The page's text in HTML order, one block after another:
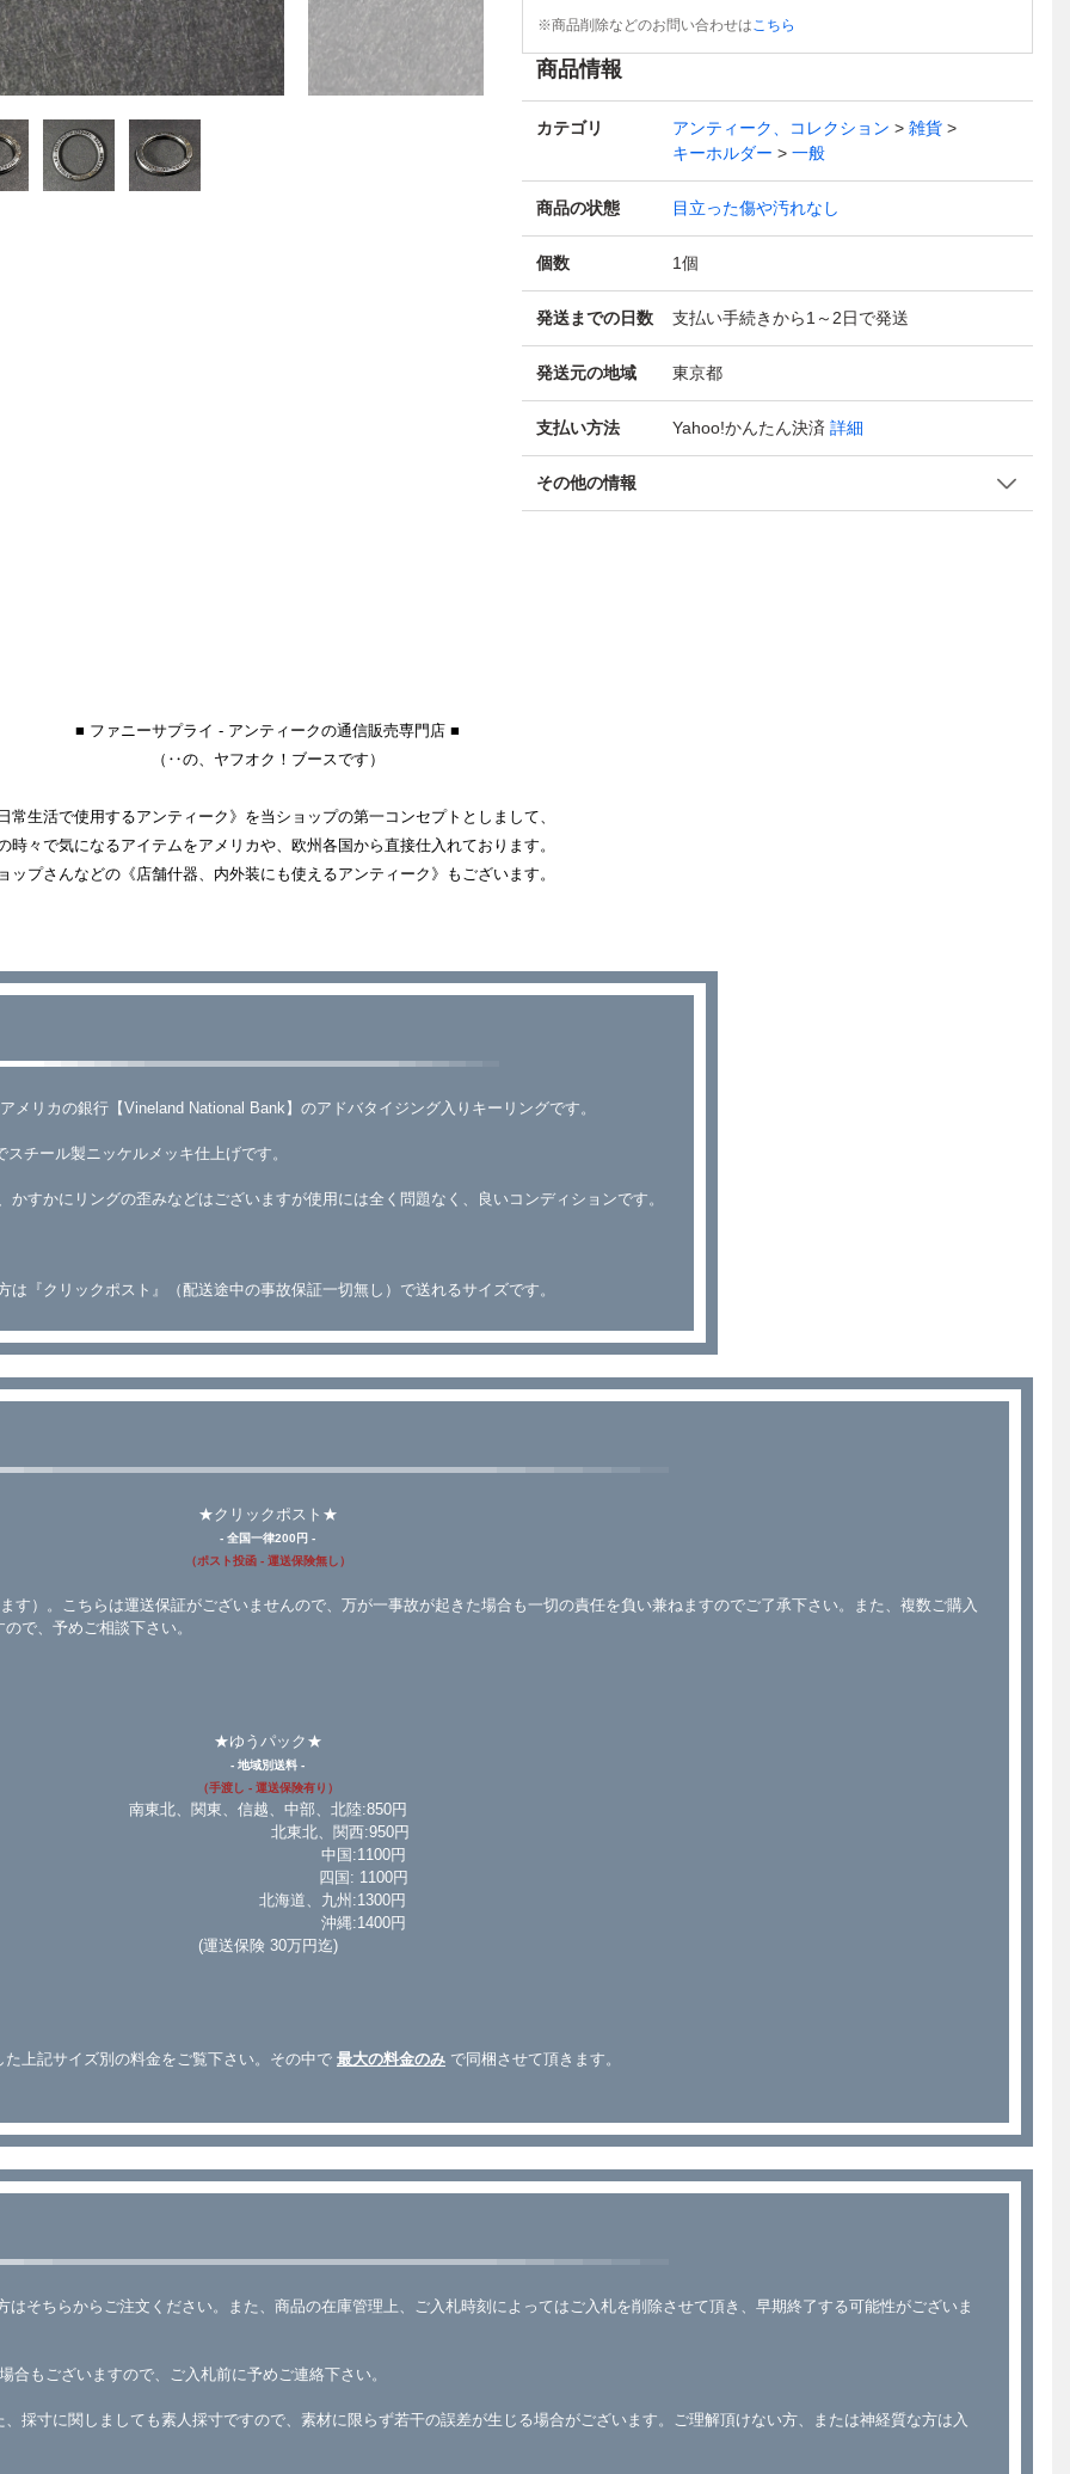
※商品削除などのお問い合わせはこちら
商品情報
カテゴリ アンティーク、コレクション
雑貨
キーホルダー
一般
商品の状態 目立った傷や汚れなし
個数 1個
発送までの日数 支払い手続きから1～2日で発送
発送元の地域 東京都
支払い方法 Yahoo!かんたん決済 詳細
その他の情報